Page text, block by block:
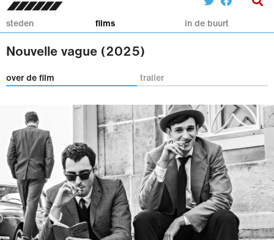
steden films in de buurt
Nouvelle vague (2025)
over de film trailer